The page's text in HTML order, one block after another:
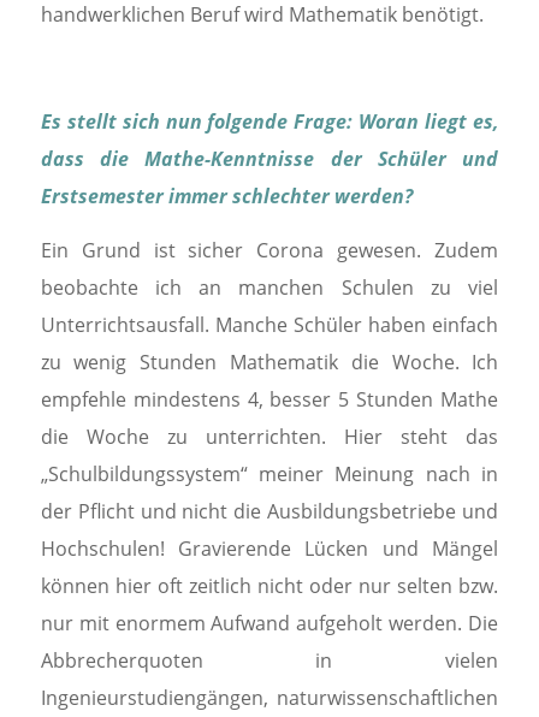
handwerklichen Beruf wird Mathematik benötigt.
Es stellt sich nun folgende Frage: Woran liegt es,
dass die Mathe-Kenntnisse der Schüler und
Erstsemester immer schlechter werden?
Ein Grund ist sicher Corona gewesen. Zudem
beobachte ich an manchen Schulen zu viel
Unterrichtsausfall. Manche Schüler haben einfach
zu wenig Stunden Mathematik die Woche. Ich
empfehle mindestens 4, besser 5 Stunden Mathe
die Woche zu unterrichten. Hier steht das
„Schulbildungssystem“ meiner Meinung nach in
der Pflicht und nicht die Ausbildungsbetriebe und
Hochschulen! Gravierende Lücken und Mängel
können hier oft zeitlich nicht oder nur selten bzw.
nur mit enormem Aufwand aufgeholt werden. Die
Abbrecherquoten in vielen
Ingenieurstudiengängen, naturwissenschaftlichen